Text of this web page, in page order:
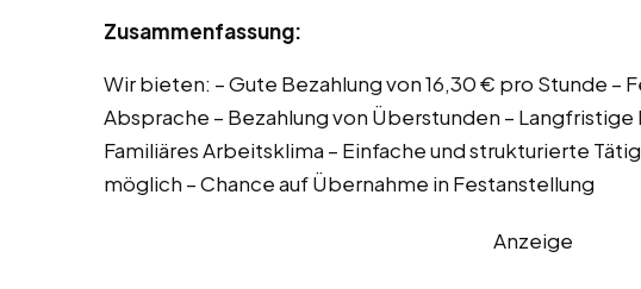
Zusammenfassung:
Wir bieten: – Gute Bezahlung von 16,30 € pro Stunde –
Absprache – Bezahlung von Überstunden –
Familiäres Arbeitsklima – Einfache und strukturierte
möglich – Chance auf Übernahme in Festanstellung
Anzeige